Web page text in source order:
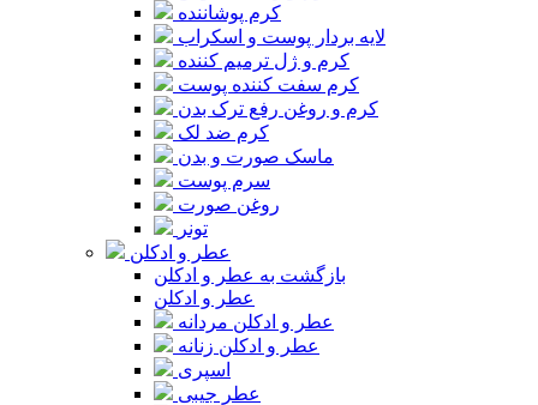
کرم پوشاننده
لایه بردار پوست و اسکراب
کرم و ژل ترمیم کننده
کرم سفت کننده پوست
کرم و روغن رفع ترک بدن
کرم ضد لک
ماسک صورت و بدن
سرم پوست
روغن صورت
تونر
عطر و ادکلن
بازگشت به عطر و ادکلن
عطر و ادکلن
عطر و ادکلن مردانه
عطر و ادکلن زنانه
اسپری
عطر جیبی